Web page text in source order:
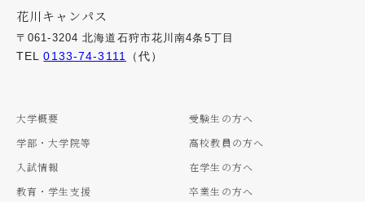
花川キャンパス
〒061-3204 北海道石狩市花川南4条5丁目
TEL0133-74-3111 （代）
大学概要
学部・大学院等
入試情報
教育・学生支援
受験生の方へ
高校教員の方へ
在学生の方へ
卒業生の方へ